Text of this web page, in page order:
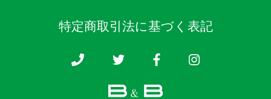
特定商取引法に基づく表記